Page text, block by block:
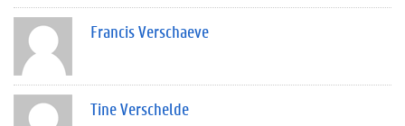
Francis Verschaeve
Tine Verschelde